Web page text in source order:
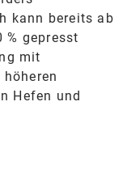
kann bereits ab
% gepresst
mit
Hefen und